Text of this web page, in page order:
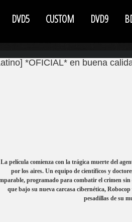
DVD5 CUSTOM DVD9
*OFICIAL* en buena
La película comienza con la trágica muerte del
por los aires. Un equipo de científicos y
programado para combatir el crimen sin
que bajo su nueva carcasa cibernética,
pesadillas de su